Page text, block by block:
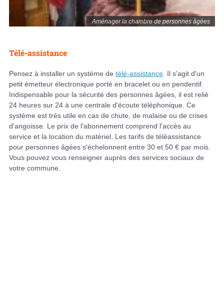
Aménager la chambre de personnes âgées
Télé-assistance
Pensez à installer un système de télé-assistance . Il s'agit d'un
petit émetteur électronique porté en bracelet ou en pendentif.
Indispensable pour la sécurité des personnes âgées, il est relié
24 heures sur 24 à une centrale d'écoute téléphonique. Ce
système est très utile en cas de chute, de malaise ou de crises
d'angoisse. Le prix de l'abonnement comprend l'accès au
service et la location du matériel. Les tarifs de téléassistance
pour personnes âgées s'échelonnent entre 30 et 50 € par mois.
Vous pouvez vous renseigner auprès des services sociaux de
votre commune.